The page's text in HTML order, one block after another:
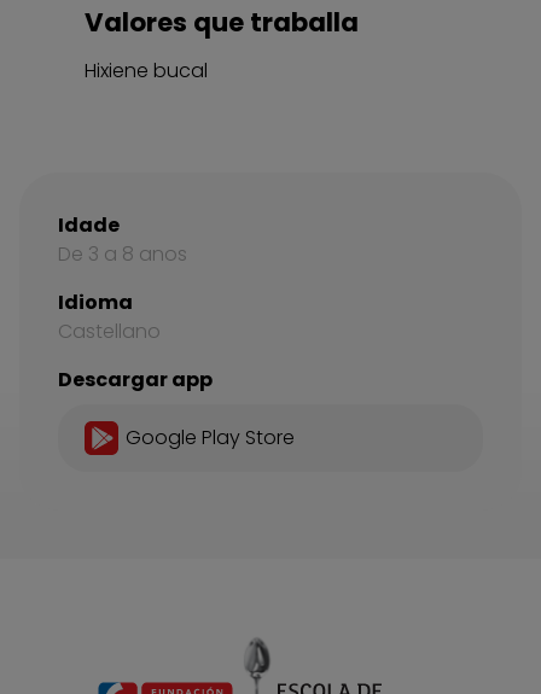
Valores que traballa
Hixiene bucal
Idade
De 3 a 8 anos
Idioma
Castellano
Descargar app
Google Play Store